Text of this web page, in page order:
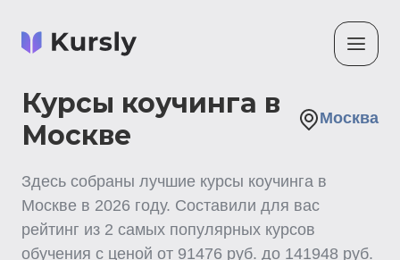
Курсы коучинга в
Москве
Москва
Здесь собраны лучшие курсы коучинга в
Москве в 2026 году. Составили для вас
рейтинг из 2 самых популярных курсов
обучения с ценой от 91476 руб. до 141948 руб.